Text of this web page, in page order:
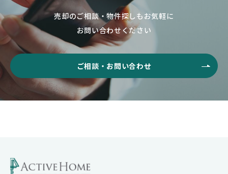
売却のご相談・物件探しもお気軽に
お問い合わせください
ご相談・お問い合わせ